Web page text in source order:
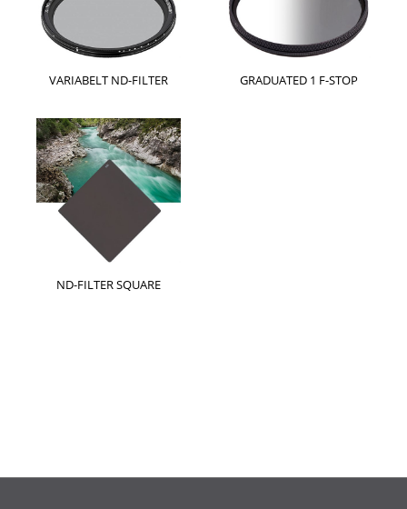
VARIABELT ND-FILTER GRADUATED 1 F-STOP
ND-FILTER SQUARE